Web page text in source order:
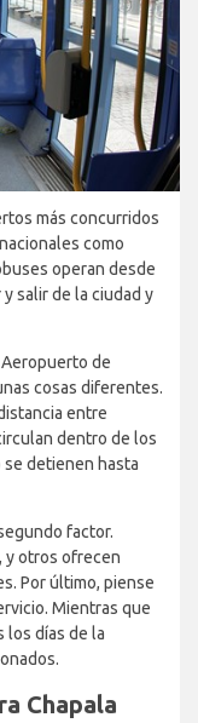
más concurridos
como
operan desde
salir de la ciudad y
de
cosas diferentes.
entre
dentro de los
se detienen hasta
factor.
y otros ofrecen
Por último, piense
Mientras que
los días de la
Chapala